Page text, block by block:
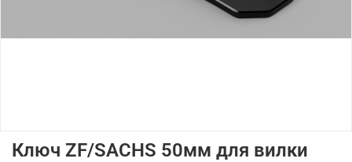
Ключ ZF/SACHS 50мм для вилки